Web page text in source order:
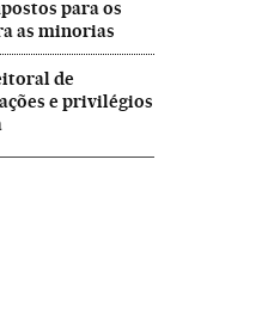
para os
as minorias
de
e privilégios